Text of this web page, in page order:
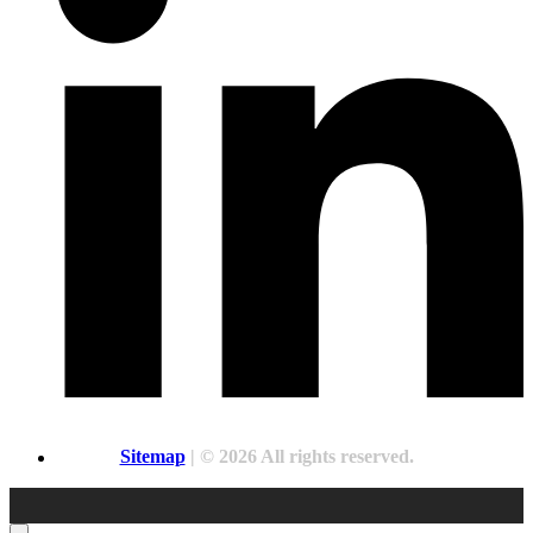
Sitemap| © 2026 All rights reserved.